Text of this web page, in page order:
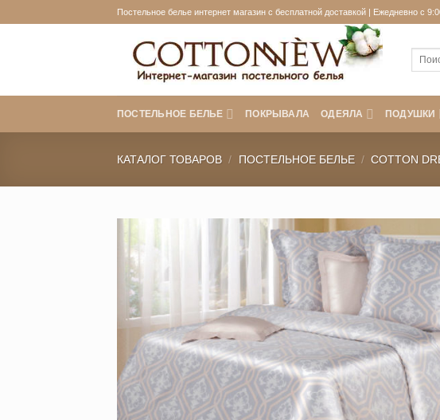
to
Постельное белье интернет магазин с бесплатной доставкой | Ежедневно с
ПОСТЕЛЬНОЕ БЕЛЬЕ ПОКРЫВАЛА ОДЕЯЛА ПОДУШКИ
КАТАЛОГ ТОВАРОВ / ПОСТЕЛЬНОЕ БЕЛЬЕ / COTTON